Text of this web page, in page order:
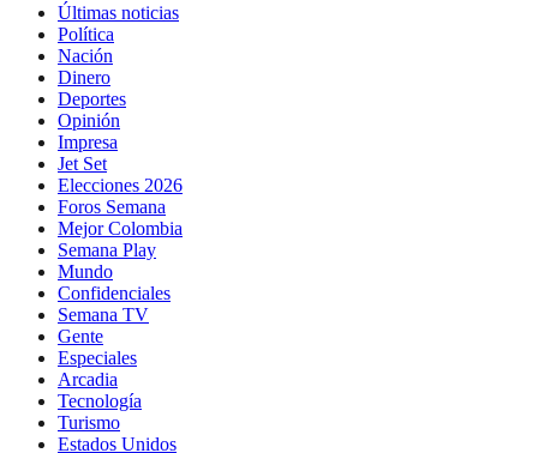
Últimas noticias
Política
Nación
Dinero
Deportes
Opinión
Impresa
Jet Set
Elecciones 2026
Foros Semana
Mejor Colombia
Semana Play
Mundo
Confidenciales
Semana TV
Gente
Especiales
Arcadia
Tecnología
Turismo
Estados Unidos